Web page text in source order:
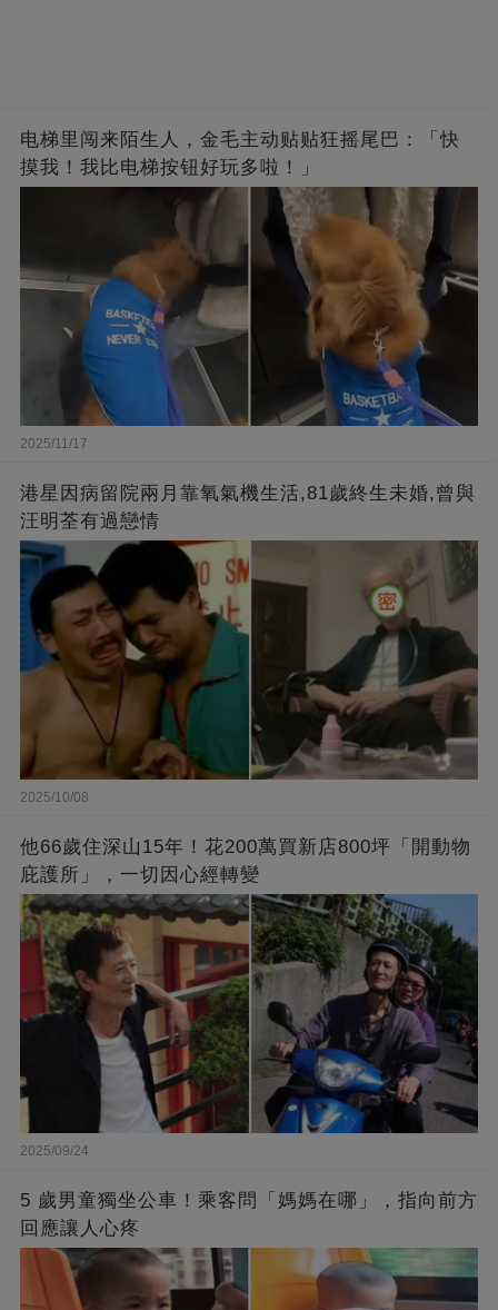
电梯里闯来陌生人，金毛主动贴贴狂摇尾巴：「快
摸我！我比电梯按钮好玩多啦！」
2025/11/17
港星因病留院兩月靠氧氣機生活,81歲終生未婚,曾與
汪明荃有過戀情
2025/10/08
他66歲住深山15年！花200萬買新店800坪「開動物
庇護所」，一切因心經轉變
2025/09/24
5 歲男童獨坐公車！乘客問「媽媽在哪」，指向前方
回應讓人心疼